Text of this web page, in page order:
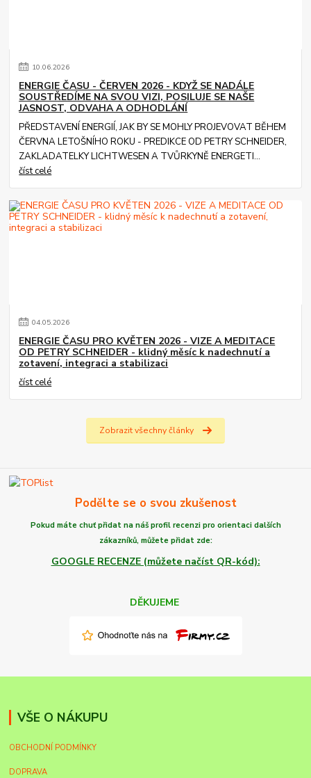
10.06.2026
ENERGIE ČASU - ČERVEN 2026 - KDYŽ SE NADÁLE
SOUSTŘEDÍME NA SVOU VIZI, POSILUJE SE NAŠE
JASNOST, ODVAHA A ODHODLÁNÍ
PŘEDSTAVENÍ ENERGIÍ, JAK BY SE MOHLY PROJEVOVAT BĚHEM
ČERVNA LETOŠNÍHO ROKU - PREDIKCE OD PETRY SCHNEIDER,
ZAKLADATELKY LICHTWESEN A TVŮRKYNĚ ENERGETI...
číst celé
04.05.2026
ENERGIE ČASU PRO KVĚTEN 2026 - VIZE A MEDITACE
OD PETRY SCHNEIDER - klidný měsíc k nadechnutí a
zotavení, integraci a stabilizaci
číst celé
Zobrazit všechny články
Podělte se o svou zkušenost
Pokud máte chuťpřidat na náš profil recenzi pro orientaci dalších
zákazníků, můžete přidat zde:
GOOGLE RECENZE (můžete načíst QR-kód):
DĚKUJEME
VŠE O NÁKUPU
OBCHODNÍ PODMÍNKY
DOPRAVA